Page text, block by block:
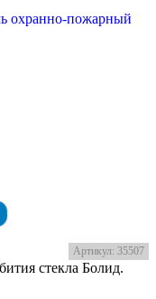
охранно-пожарный
Артикул: 35507